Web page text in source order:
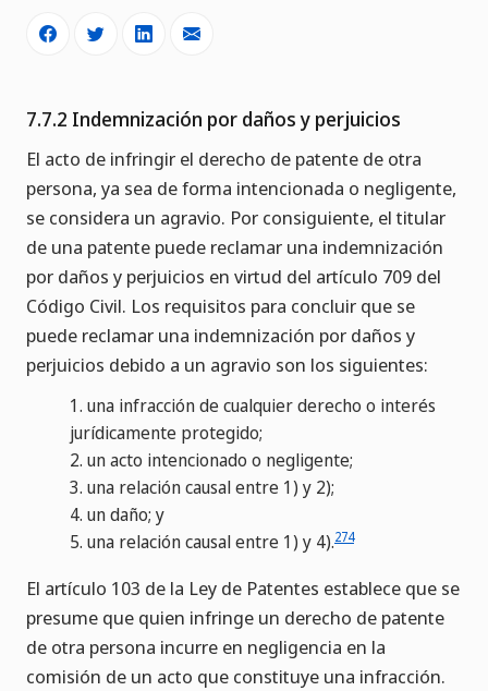
7.7.2 Indemnización por daños y perjuicios
El acto de infringir el derecho de patente de otra
persona, ya sea de forma intencionada o negligente,
se considera un agravio. Por consiguiente, el titular
de una patente puede reclamar una indemnización
por daños y perjuicios en virtud del artículo 709 del
Código Civil. Los requisitos para concluir que se
puede reclamar una indemnización por daños y
perjuicios debido a un agravio son los siguientes:
1. una infracción de cualquier derecho o interés
jurídicamente protegido;
2. un acto intencionado o negligente;
3. una relación causal entre 1) y 2);
4. un daño; y
5. una relación causal entre 1) y 4).274
El artículo 103 de la Ley de Patentes establece que se
presume que quien infringe un derecho de patente
de otra persona incurre en negligencia en la
comisión de un acto que constituye una infracción.